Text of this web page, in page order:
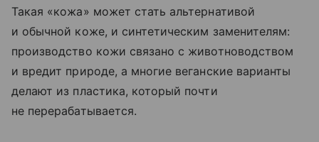
Такая «кожа» может стать альтернативой
и обычной коже, и синтетическим заменителям:
производство кожи связано с животноводством
и вредит природе, а многие веганские варианты
делают из пластика, который почти
не перерабатывается.